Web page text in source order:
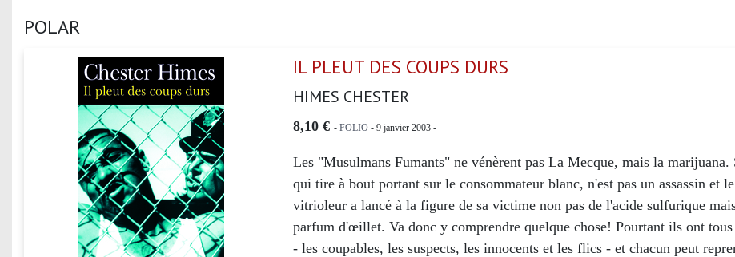
POLAR
IL PLEUT DES COUPS DURS
HIMES CHESTER
8,10 € -FOLIO - 9 janvier 2003 -
Les "Musulmans Fumants" ne vénèrent pas La Mecque, mais la marijuana.
qui tire à bout portant sur le consommateur blanc, n'est pas un assassin et le
vitrioleur a lancé à la figure de sa victime non pas de l'acide sulfurique
parfum d'œillet. Va donc y comprendre quelque chose! Pourtant ils ont
- les coupables, les suspects, les innocents et les flics - et chacun peut